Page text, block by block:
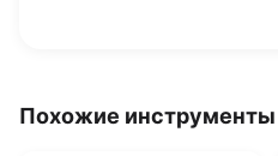
Похожие инструменты